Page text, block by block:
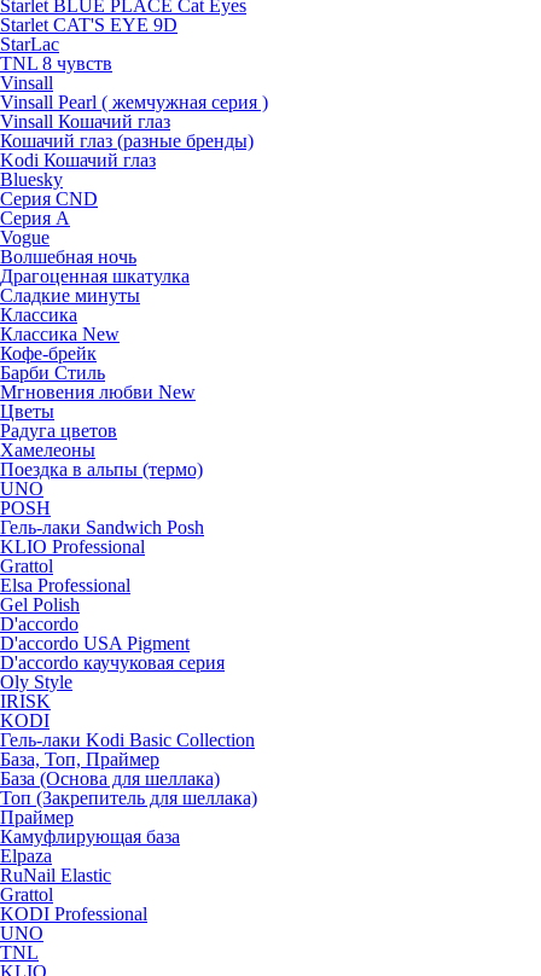
Starlet BLUE PLACE Cat Eyes
Starlet CAT'S EYE 9D
StarLac
TNL 8 чувств
Vinsall
Vinsall Pearl ( жемчужная серия )
Vinsall Кошачий глаз
Кошачий глаз (разные бренды)
Kodi Кошачий глаз
Bluesky
Серия CND
Серия А
Vogue
Волшебная ночь
Драгоценная шкатулка
Сладкие минуты
Классика
Классика New
Кофе-брейк
Барби Стиль
Мгновения любви New
Цветы
Радуга цветов
Хамелеоны
Поездка в альпы (термо)
UNO
POSH
Гель-лаки Sandwich Posh
KLIO Professional
Grattol
Elsa Professional
Gel Polish
D'accordo
D'accordo USA Pigment
D'accordo каучуковая серия
Oly Style
IRISK
KODI
Гель-лаки Kodi Basic Collection
База, Топ, Праймер
База (Основа для шеллака)
Топ (Закрепитель для шеллака)
Праймер
Камуфлирующая база
Elpaza
RuNail Elastic
Grattol
KODI Professional
UNO
TNL
KLIO